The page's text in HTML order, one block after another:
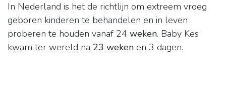
In Nederland is het de richtlijn om extreem vroeg
geboren kinderen te behandelen en in leven
proberen te houden vanaf 24 weken. Baby Kes
kwam ter wereld na 23 weken en 3 dagen.